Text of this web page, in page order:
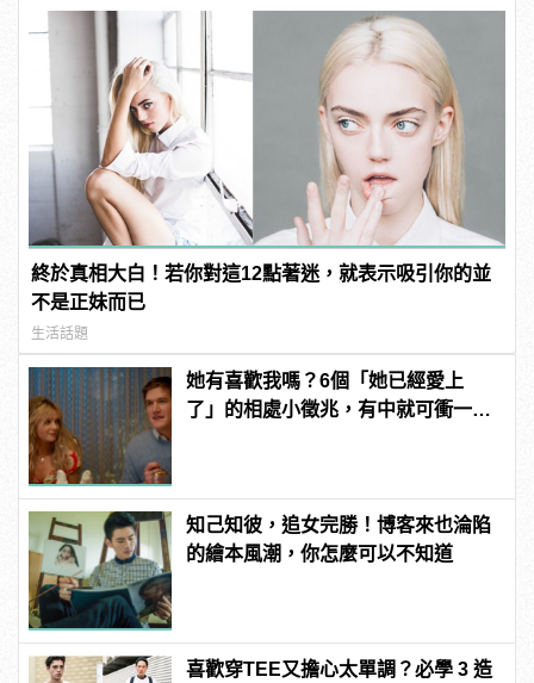
終於真相大白！若你對這12點著迷，就表示吸引你的並
不是正妹而已
生活話題
她有喜歡我嗎？6個「她已經愛上
了」的相處小徵兆，有中就可衝一
知己知彼，追女完勝！博客來也淪陷
的繪本風潮，你怎麼可以不知道
喜歡穿TEE又擔心太單調？必學 3 造